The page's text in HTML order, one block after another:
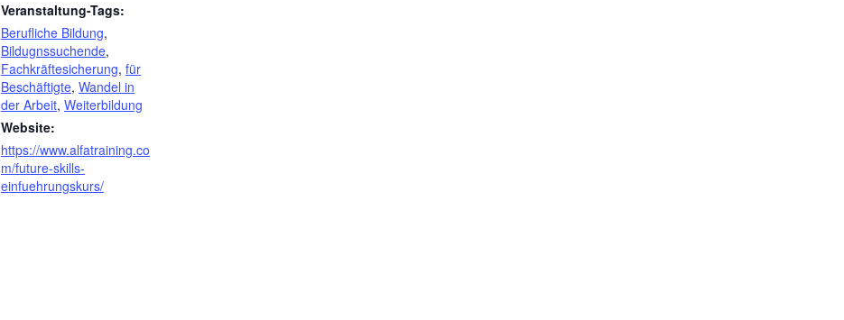
Veranstaltung-Tags:
Berufliche Bildung,
Bildugnssuchende,
Fachkräftesicherung, für
Beschäftigte, Wandel in
der Arbeit, Weiterbildung
Website:
https://www.alfatraining.co
m/future-skills-
einfuehrungskurs/